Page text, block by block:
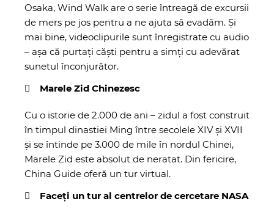
Osaka, Wind Walk are o serie întreagă de excursii
de mers pe jos pentru a ne ajuta să evadăm. Și
mai bine, videoclipurile sunt înregistrate cu audio
– așa că purtați căști pentru a simți cu adevărat
sunetul înconjurător.
Marele Zid Chinezesc
Cu o istorie de 2.000 de ani – zidul a fost construit
în timpul dinastiei Ming între secolele XIV și XVII
și se întinde pe 3.000 de mile în nordul Chinei,
Marele Zid este absolut de neratat. Din fericire,
China Guide oferă un tur virtual.
Faceți un tur al centrelor de cercetare NASA